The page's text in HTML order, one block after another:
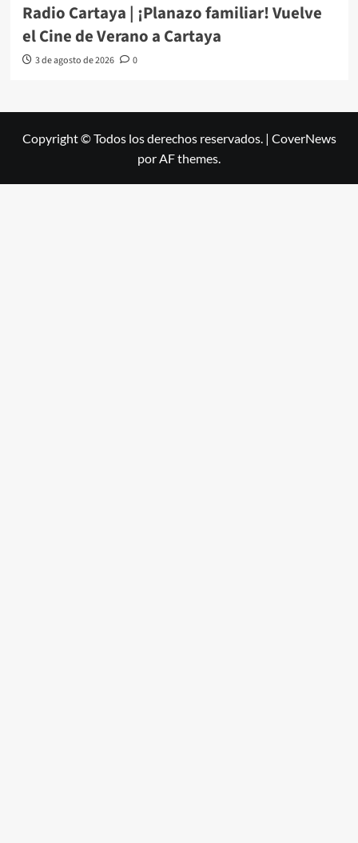
Radio Cartaya | ¡Planazo familiar! Vuelve
el Cine de Verano a Cartaya
3 de agosto de 2026 0
Copyright © Todos los derechos reservados. | CoverNews
por AF themes.